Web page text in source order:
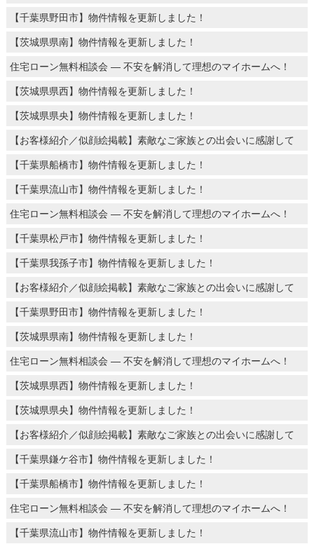
【千葉県野田市】物件情報を更新しました！
【茨城県県南】物件情報を更新しました！
住宅ローン無料相談会 ― 不安を解消して理想のマイホームへ！
【茨城県県西】物件情報を更新しました！
【茨城県県央】物件情報を更新しました！
【お客様紹介／似顔絵掲載】素敵なご家族との出会いに感謝して
【千葉県船橋市】物件情報を更新しました！
【千葉県流山市】物件情報を更新しました！
住宅ローン無料相談会 ― 不安を解消して理想のマイホームへ！
【千葉県松戸市】物件情報を更新しました！
【千葉県我孫子市】物件情報を更新しました！
【お客様紹介／似顔絵掲載】素敵なご家族との出会いに感謝して
【千葉県野田市】物件情報を更新しました！
【茨城県県南】物件情報を更新しました！
住宅ローン無料相談会 ― 不安を解消して理想のマイホームへ！
【茨城県県西】物件情報を更新しました！
【茨城県県央】物件情報を更新しました！
【お客様紹介／似顔絵掲載】素敵なご家族との出会いに感謝して
【千葉県鎌ケ谷市】物件情報を更新しました！
【千葉県船橋市】物件情報を更新しました！
住宅ローン無料相談会 ― 不安を解消して理想のマイホームへ！
【千葉県流山市】物件情報を更新しました！